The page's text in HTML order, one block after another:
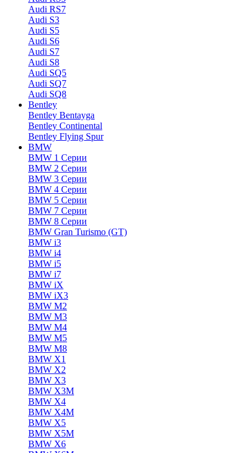
Audi RS7
Audi S3
Audi S5
Audi S6
Audi S7
Audi S8
Audi SQ5
Audi SQ7
Audi SQ8
Bentley
Bentley Bentayga
Bentley Continental
Bentley Flying Spur
BMW
BMW 1 Серии
BMW 2 Серии
BMW 3 Серии
BMW 4 Серии
BMW 5 Серии
BMW 7 Серии
BMW 8 Серии
BMW Gran Turismo (GT)
BMW i3
BMW i4
BMW i5
BMW i7
BMW iX
BMW iX3
BMW M2
BMW M3
BMW M4
BMW M5
BMW M8
BMW X1
BMW X2
BMW X3
BMW X3M
BMW X4
BMW X4M
BMW X5
BMW X5M
BMW X6